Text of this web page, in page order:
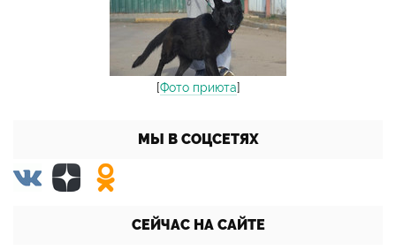
[Фото приюта]
МЫ В СОЦСЕТЯХ
СЕЙЧАС НА САЙТЕ